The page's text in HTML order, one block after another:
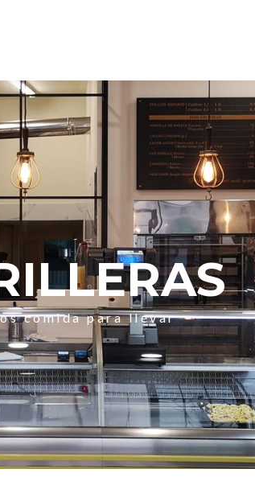
comida para llevar